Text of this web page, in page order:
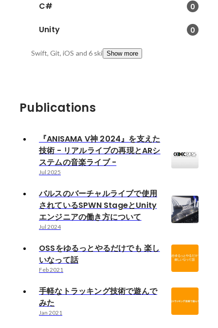
C# 0
Unity 0
Swift, Git, iOS and 6 skillsShow more
Publications
『ANISAMA V神 2024』を支えた
技術 - リアルライブの再現とARシ
ステムの音楽ライブ -
Jul 2025
バルスのバーチャルライブで使用
されているSPWN StageとUnity
エンジニアの働き方について
Jul 2024
OSSをゆるっとやるだけでも 楽し
いなって話
Feb 2021
手軽なトラッキング技術で遊んで
みた
Jan 2021